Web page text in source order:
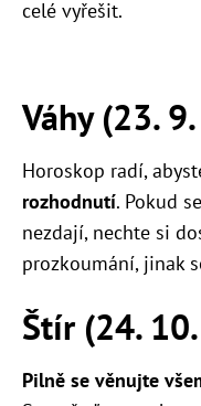
celé vyřešit.
Váhy (23.
Horoskop radí,
rozhodnutí. Pokud
nezdají, nechte si
prozkoumání, jinak
Štír (24.
Pilně se věnujte